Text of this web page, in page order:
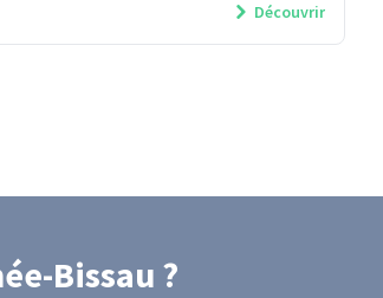
Découvrir
Bissau ?